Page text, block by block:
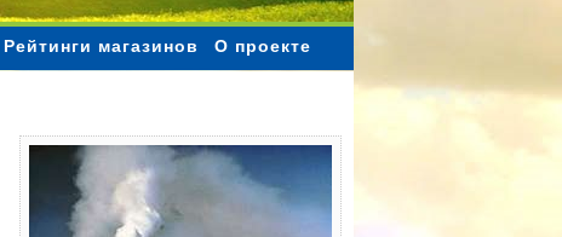
Рейтинги магазинов О проекте